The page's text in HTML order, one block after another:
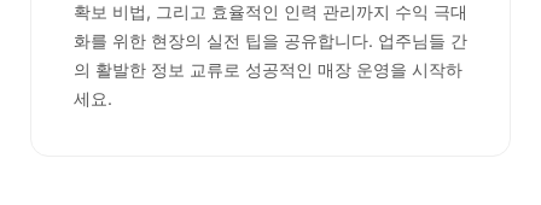
확보 비법, 그리고 효율적인 인력 관리까지 수익 극대
화를 위한 현장의 실전 팁을 공유합니다. 업주님들 간
의 활발한 정보 교류로 성공적인 매장 운영을 시작하
세요.